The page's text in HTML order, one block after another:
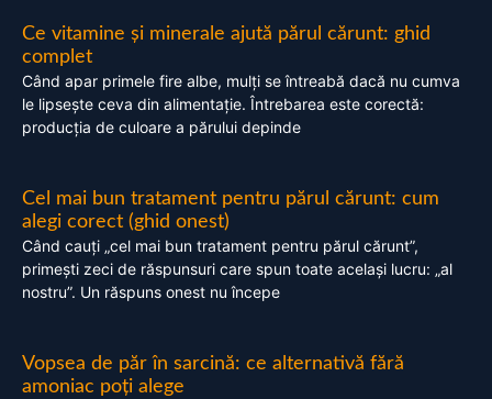
Ce vitamine și minerale ajută părul cărunt: ghid
complet
Când apar primele fire albe, mulți se întreabă dacă nu cumva
le lipsește ceva din alimentație. Întrebarea este corectă:
producția de culoare a părului depinde
Cel mai bun tratament pentru părul cărunt: cum
alegi corect (ghid onest)
Când cauți „cel mai bun tratament pentru părul cărunt”,
primești zeci de răspunsuri care spun toate același lucru: „al
nostru”. Un răspuns onest nu începe
Vopsea de păr în sarcină: ce alternativă fără
amoniac poți alege